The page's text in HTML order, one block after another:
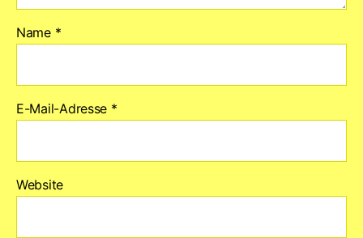
Name *
E-Mail-Adresse *
Website